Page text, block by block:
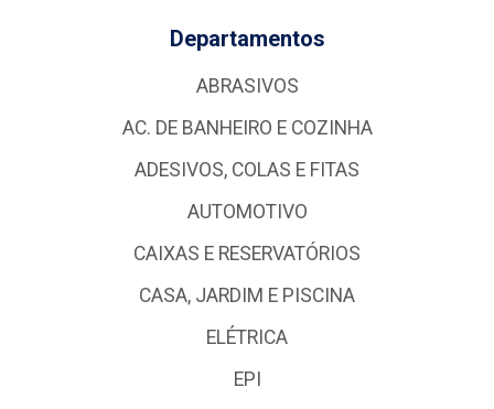
Departamentos
ABRASIVOS
AC. DE BANHEIRO E COZINHA
ADESIVOS, COLAS E FITAS
AUTOMOTIVO
CAIXAS E RESERVATÓRIOS
CASA, JARDIM E PISCINA
ELÉTRICA
EPI